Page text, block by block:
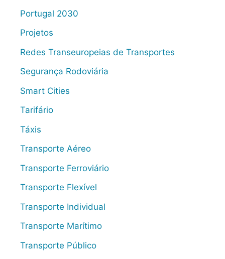
Portugal 2030
Projetos
Redes Transeuropeias de Transportes
Segurança Rodoviária
Smart Cities
Tarifário
Táxis
Transporte Aéreo
Transporte Ferroviário
Transporte Flexível
Transporte Individual
Transporte Marítimo
Transporte Público